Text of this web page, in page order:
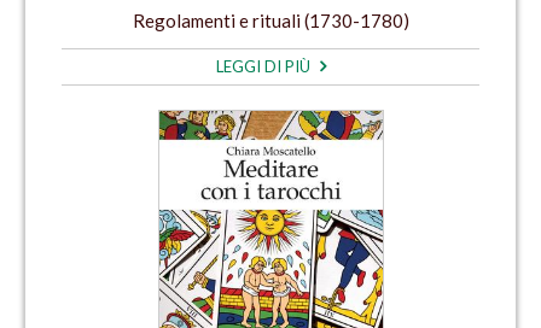
Regolamenti e rituali (1730-1780)
LEGGI DI PIÙ